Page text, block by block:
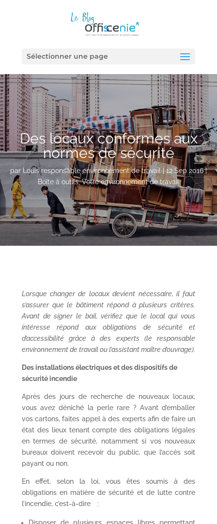
Sélectionner une page
Des locaux conformes aux
normes de sécurité
par Louis responsable environnement de travail|12 Sep 2016|
Boîte à outils,Votre environnement de travail
Lorsque changer de locaux devient nécessaire, il faut
s’assurer que le bâtiment répond à plusieurs critères.
Avant de signer le bail, vérifiez que le local qui vous
intéresse répond aux obligations de sécurité et
d’accessibilité grâce à des experts (le responsable
environnement de travail ou l’assistant maître d’ouvrage).
Des installations électriques et des dispositifs de
sécurité incendie
Après des jours de recherche de nouveaux locaux,
vous avez déniché la perle rare ? Avant d’emballer
vos cartons, faites appel à des experts afin de faire un
état des lieux tenant compte des obligations légales
en termes de sécurité, notamment si vos nouveaux
bureaux doivent recevoir du public, que l’accès soit
payant ou non.
En effet, selon la loi, vous êtes soumis à des
obligations en matière de sécurité et de lutte contre
l’incendie, c’est-à-dire :